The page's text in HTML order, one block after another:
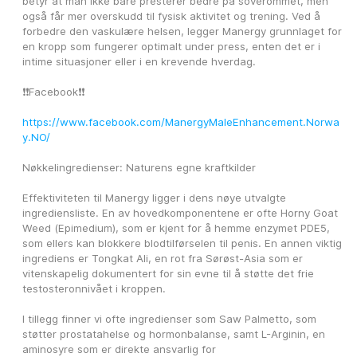
også får mer overskudd til fysisk aktivitet og trening. Ved å
forbedre den vaskulære helsen, legger Manergy grunnlaget for
en kropp som fungerer optimalt under press, enten det er i
intime situasjoner eller i en krevende hverdag.
❗❗Facebook❗❗
https://www.facebook.com/ManergyMaleEnhancement.Norwa
y.NO/
Nøkkelingredienser: Naturens egne kraftkilder
Effektiviteten til Manergy ligger i dens nøye utvalgte
ingrediensliste. En av hovedkomponentene er ofte Horny Goat
Weed (Epimedium), som er kjent for å hemme enzymet PDE5,
som ellers kan blokkere blodtilførselen til penis. En annen viktig
ingrediens er Tongkat Ali, en rot fra Sørøst-Asia som er
vitenskapelig dokumentert for sin evne til å støtte det frie
testosteronnivået i kroppen.
I tillegg finner vi ofte ingredienser som Saw Palmetto, som
støtter prostatahelse og hormonbalanse, samt L-Arginin, en
aminosyre som er direkte ansvarlig for